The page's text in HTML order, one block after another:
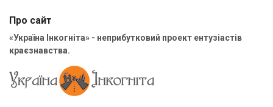
Про сайт
«Україна Інкогніта» - неприбутковий проект ентузіастів
краєзнавства.